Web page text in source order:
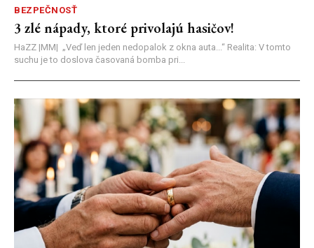
BEZPEČNOSŤ
3 zlé nápady, ktoré privolajú hasičov!
HaZZ |MM| ​„Veď len jeden nedopalok z okna auta...“ ​Realita: V tomto
suchu je to doslova časovaná bomba pri...